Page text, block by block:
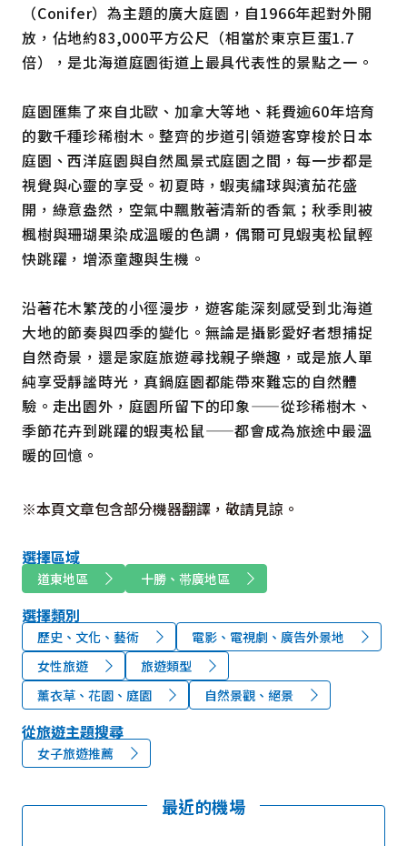
語言
（Conifer）為主題的廣大庭園，自1966年起對外開
放，佔地約83,000平方公尺（相當於東京巨蛋1.7
倍），是北海道庭園街道上最具代表性的景點之一。
庭園匯集了來自北歐、加拿大等地、耗費逾60年培育
的數千種珍稀樹木。整齊的步道引領遊客穿梭於日本
庭園、西洋庭園與自然風景式庭園之間，每一步都是
視覺與心靈的享受。初夏時，蝦夷繡球與濱茄花盛
開，綠意盎然，空氣中飄散著清新的香氣；秋季則被
楓樹與珊瑚果染成溫暖的色調，偶爾可見蝦夷松鼠輕
快跳躍，增添童趣與生機。
沿著花木繁茂的小徑漫步，遊客能深刻感受到北海道
大地的節奏與四季的變化。無論是攝影愛好者想捕捉
自然奇景，還是家庭旅遊尋找親子樂趣，或是旅人單
純享受靜謐時光，真鍋庭園都能帶來難忘的自然體
驗。走出園外，庭園所留下的印象——從珍稀樹木、
季節花卉到跳躍的蝦夷松鼠——都會成為旅途中最溫
暖的回憶。
※本頁文章包含部分機器翻譯，敬請見諒。
選擇區域
道東地區 十勝、帯廣地區
選擇類別
歷史、文化、藝術
電影、電視劇、廣告外景地
女性旅遊
旅遊類型
薰衣草、花園、庭園
自然景觀、絕景
從旅遊主題搜尋
女子旅遊推薦
最近的機場